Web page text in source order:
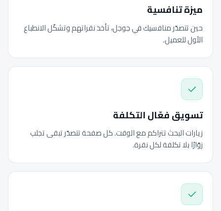
ميزة تنافسية
حين تتصدّر منافسيك في جوجل، تأخذ نقراتهم وتشكّل الانطباع
الأول للعميل.
تسويق فعّال التكلفة
زيارات البحث تتراكم مع الوقت. كل صفحة تتصدّر تبقى تجلب
زوّارًا بلا تكلفة لكل نقرة.